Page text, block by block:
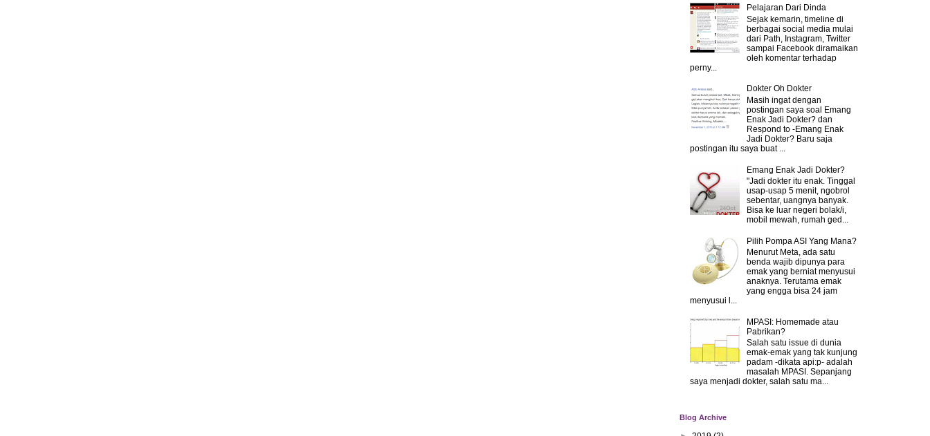
Pelajaran Dari Dinda
Sejak kemarin, timeline di
berbagai social media mulai
dari Path, Instagram, Twitter
sampai Facebook diramaikan
oleh komentar terhadap
perny...
Dokter Oh Dokter
Masih ingat dengan
postingan saya soal Emang
Enak Jadi Dokter? dan
Respond to -Emang Enak
Jadi Dokter? Baru saja
postingan itu saya buat ...
Emang Enak Jadi Dokter?
"Jadi dokter itu enak. Tinggal
usap-usap 5 menit, ngobrol
sebentar, uangnya banyak.
Bisa ke luar negeri bolak/i,
mobil mewah, rumah ged...
Pilih Pompa ASI Yang Mana?
Menurut Meta, ada satu
benda wajib dipunya para
emak yang berniat menyusui
anaknya. Terutama emak
yang engga bisa 24 jam
menyusui l...
MPASI: Homemade atau
Pabrikan?
Salah satu issue di dunia
emak-emak yang tak kunjung
padam -dikata api:p- adalah
masalah MPASI. Sepanjang
saya menjadi dokter, salah satu ma...
Blog Archive